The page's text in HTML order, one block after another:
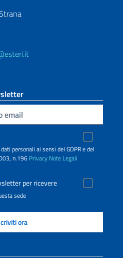
personali ai sensi del GDPR e del
n.196 Privacy Note Legali
per ricevere
sede